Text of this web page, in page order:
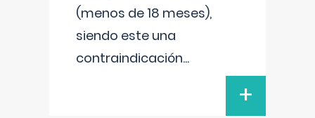
(menos de 18 meses),
siendo este una
contraindicación...
+